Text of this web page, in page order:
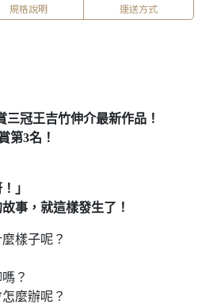
規格說明 運送方式
冠王吉竹伸介最新作品！
第3名！
」
事，就這樣發生了！
樣子呢？
？
麼辦呢？